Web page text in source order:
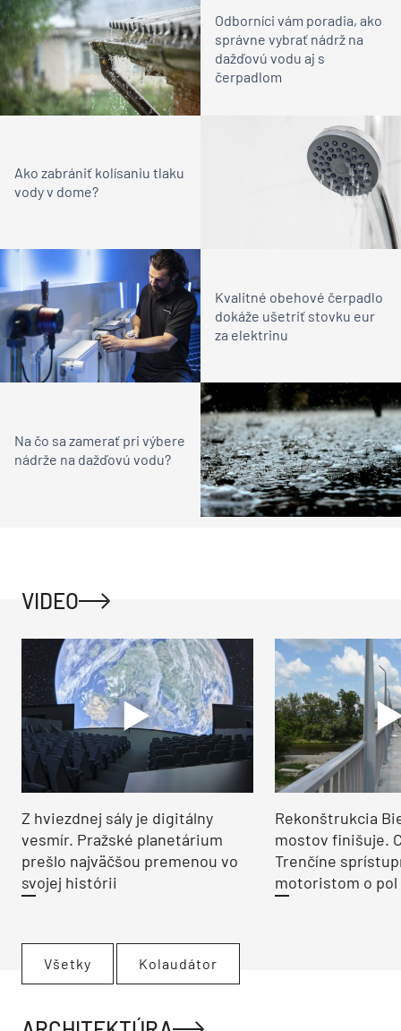
Odborníci vám poradia, ako
správne vybrať nádrž na
dažďovú vodu aj s
čerpadlom
Ako zabrániť kolísaniu tlaku
vody v dome?
Kvalitné obehové čerpadlo
dokáže ušetriť stovku eur
za elektrinu
Na čo sa zamerať pri výbere
nádrže na dažďovú vodu?
VIDEO
Z hviezdnej sály je digitálny
vesmír. Pražské planetárium
prešlo najväčšou premenou vo
svojej histórii
Rekonštrukcia
mostov finišuje.
Trenčíne
motoristom o pol
Všetky Kolaudátor